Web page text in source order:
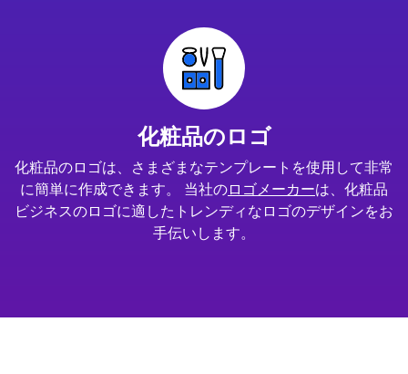
化粧品のロゴ
化粧品のロゴは、さまざまなテンプレートを使用して非常
に簡単に作成できます。 当社のロゴメーカーは、化粧品
ビジネスのロゴに適したトレンディなロゴのデザインをお
手伝いします。